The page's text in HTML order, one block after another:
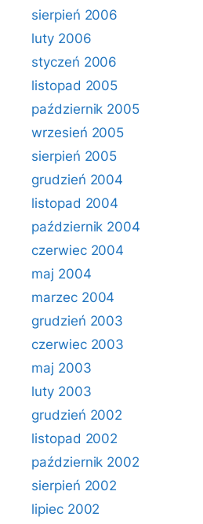
sierpień 2006
luty 2006
styczeń 2006
listopad 2005
październik 2005
wrzesień 2005
sierpień 2005
grudzień 2004
listopad 2004
październik 2004
czerwiec 2004
maj 2004
marzec 2004
grudzień 2003
czerwiec 2003
maj 2003
luty 2003
grudzień 2002
listopad 2002
październik 2002
sierpień 2002
lipiec 2002